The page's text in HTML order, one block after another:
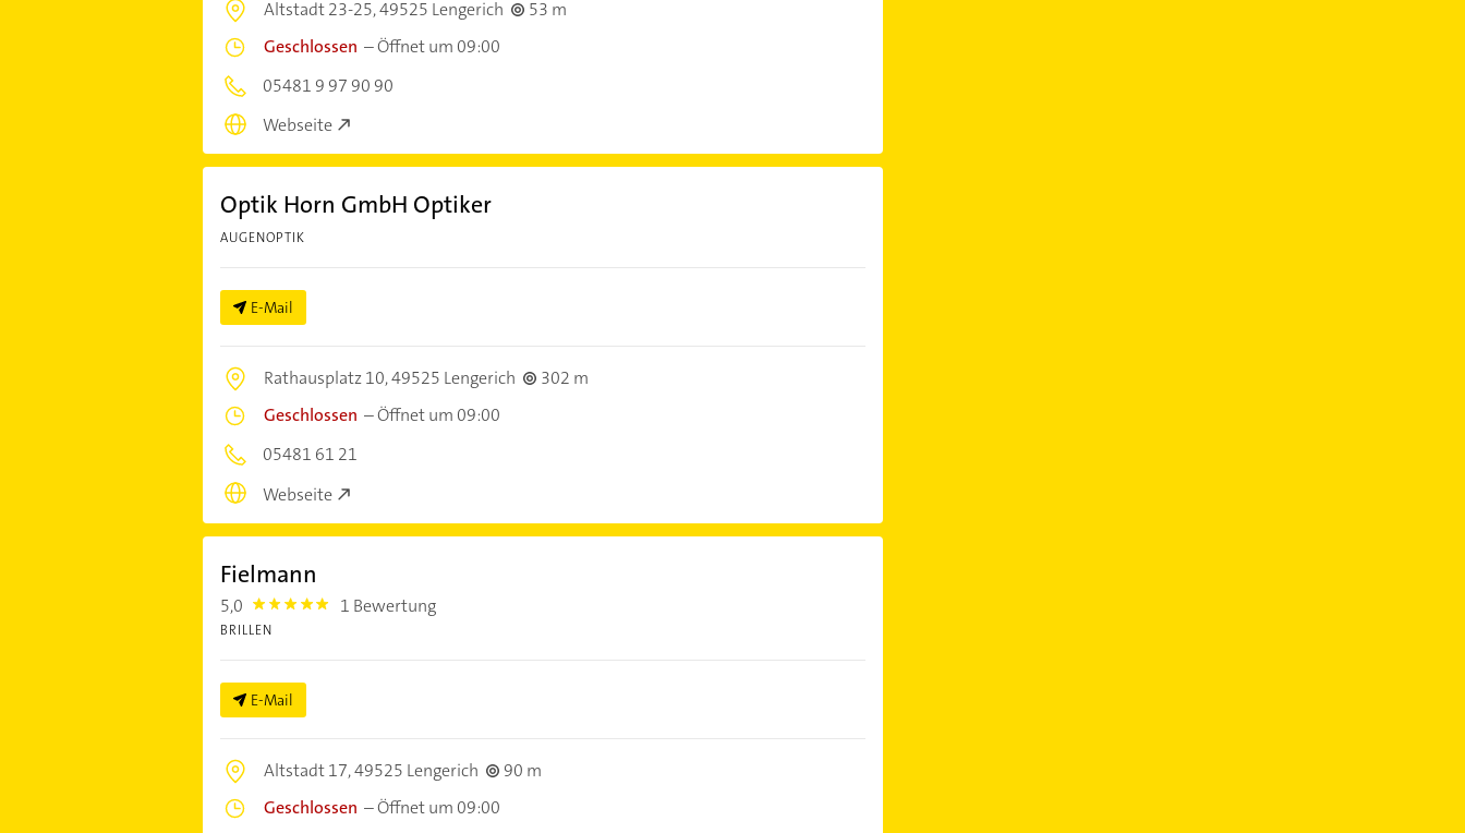
Altstadt 23-25,49525 Lengerich
53 m
Geschlossen –Öffnet um 09:00
05481 9 97 90 90
Webseite
Optik Horn GmbH Optiker
AUGENOPTIK
E-Mail
Rathausplatz 10,49525 Lengerich
302 m
Geschlossen –Öffnet um 09:00
05481 61 21
Webseite
Fielmann
5,0 5.0 1 Bewertung
BRILLEN
E-Mail
Altstadt 17,49525 Lengerich
90 m
Geschlossen –Öffnet um 09:00